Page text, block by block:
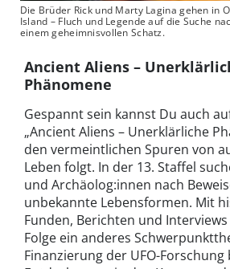
Die Brüder Rick und Marty Lagina gehen in
Island – Fluch und Legende auf die Suche
einem geheimnisvollen Schatz.
Ancient Aliens –
Phänomene
Gespannt sein kannst Du auch
„Ancient Aliens – Unerklärliche
den vermeintlichen Spuren von
Leben folgt. In der 13. Staffel
und Archäolog:innen nach
unbekannte Lebensformen. Mit
Funden, Berichten und
Folge ein anderes
Finanzierung der UFO-